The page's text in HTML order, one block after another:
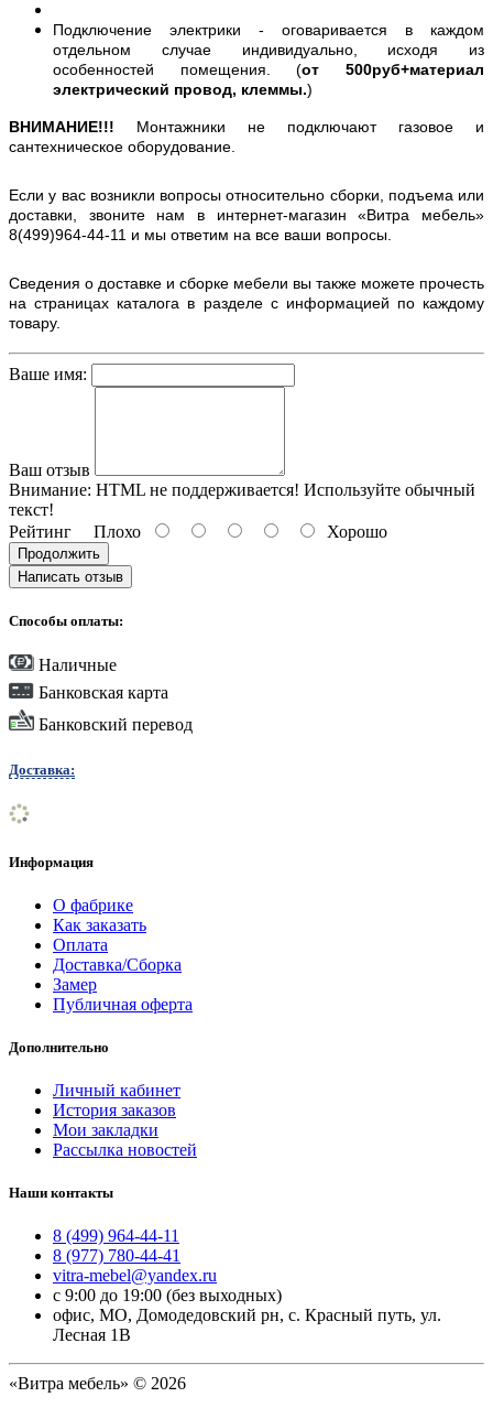
Подключение электрики - оговаривается в каждом
отдельном случае индивидуально, исходя из
особенностей помещения. (от 500руб+материал
электрический провод, клеммы.)
ВНИМАНИЕ!!! Монтажники не подключают газовое и
сантехническое оборудование.
Если у вас возникли вопросы относительно сборки, подъема или
доставки, звоните нам в интернет-магазин «Витра мебель»
8(499)964-44-11 и мы ответим на все ваши вопросы.
Сведения о доставке и сборке мебели вы также можете прочесть
на страницах каталога в разделе с информацией по каждому
товару.
Ваше имя:
Ваш отзыв
Внимание: HTML не поддерживается! Используйте обычный
текст!
Рейтинг Плохо Хорошо
Продолжить
Написать отзыв
Способы оплаты:
Наличные
Банковская карта
Банковский перевод
Доставка:
Информация
О фабрике
Как заказать
Оплата
Доставка/Сборка
Замер
Публичная оферта
Дополнительно
Личный кабинет
История заказов
Мои закладки
Рассылка новостей
Наши контакты
8 (499) 964-44-11
8 (977) 780-44-41
vitra-mebel@yandex.ru
с 9:00 до 19:00 (без выходных)
офис, МО, Домодедовский рн, с. Красный путь, ул.
Лесная 1В
«Витра мебель» © 2026